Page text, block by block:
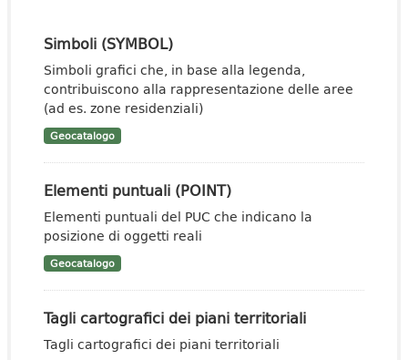
Simboli (SYMBOL)
Simboli grafici che, in base alla legenda,
contribuiscono alla rappresentazione delle aree
(ad es. zone residenziali)
Geocatalogo
Elementi puntuali (POINT)
Elementi puntuali del PUC che indicano la
posizione di oggetti reali
Geocatalogo
Tagli cartografici dei piani territoriali
Tagli cartografici dei piani territoriali